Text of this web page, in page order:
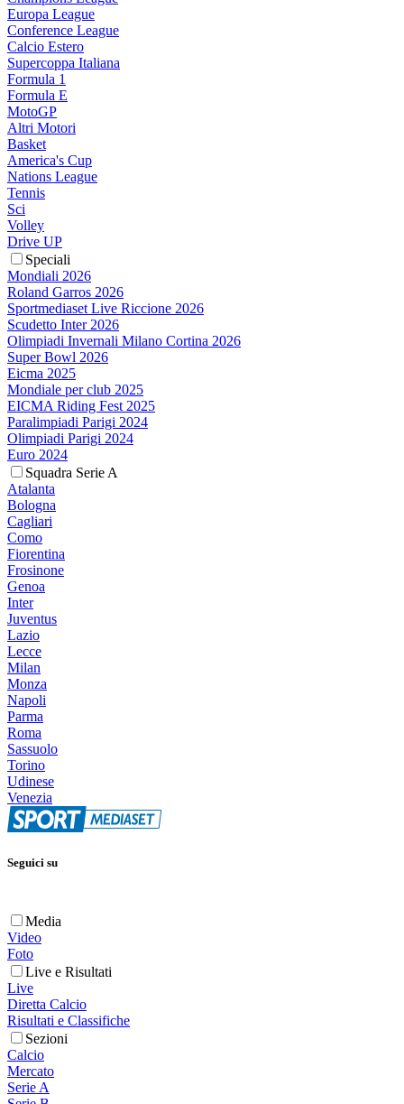
Europa League
Conference League
Calcio Estero
Supercoppa Italiana
Formula 1
Formula E
MotoGP
Altri Motori
Basket
America's Cup
Nations League
Tennis
Sci
Volley
Drive UP
Speciali
Mondiali 2026
Roland Garros 2026
Sportmediaset Live Riccione 2026
Scudetto Inter 2026
Olimpiadi Invernali Milano Cortina 2026
Super Bowl 2026
Eicma 2025
Mondiale per club 2025
EICMA Riding Fest 2025
Paralimpiadi Parigi 2024
Olimpiadi Parigi 2024
Euro 2024
Squadra Serie A
Atalanta
Bologna
Cagliari
Como
Fiorentina
Frosinone
Genoa
Inter
Juventus
Lazio
Lecce
Milan
Monza
Napoli
Parma
Roma
Sassuolo
Torino
Udinese
Venezia
Seguici su
Media
Video
Foto
Live e Risultati
Live
Diretta Calcio
Risultati e Classifiche
Sezioni
Calcio
Mercato
Serie A